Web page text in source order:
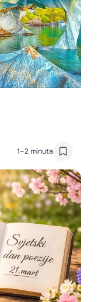
1–2 minuta